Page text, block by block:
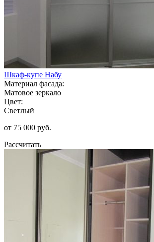
Шкаф-купе Набу
Материал фасада:
Матовое зеркало
Цвет:
Светлый
от 75 000 руб.
Рассчитать